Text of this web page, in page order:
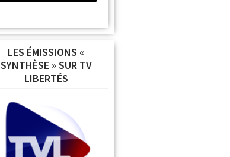
LES ÉMISSIONS «
SYNTHÈSE » SUR TV
LIBERTÉS